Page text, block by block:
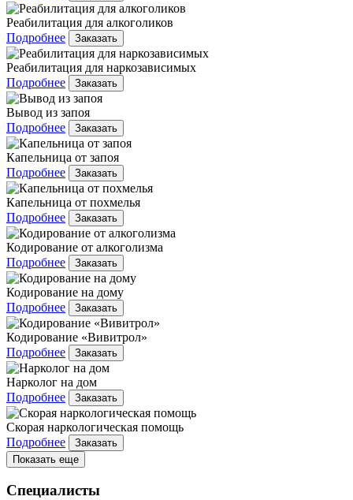
Реабилитация для алкоголиков
Подробнее
Заказать
Реабилитация для наркозависимых
Подробнее
Заказать
Вывод из запоя
Подробнее
Заказать
Капельница от запоя
Подробнее
Заказать
Капельница от похмелья
Подробнее
Заказать
Кодирование от алкоголизма
Подробнее
Заказать
Кодирование на дому
Подробнее
Заказать
Кодирование «Вивитрол»
Подробнее
Заказать
Нарколог на дом
Подробнее
Заказать
Скорая наркологическая помощь
Подробнее
Заказать
Показать еще
Специалисты